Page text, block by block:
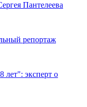
Пантелеева
репортаж
лет": эксперт о